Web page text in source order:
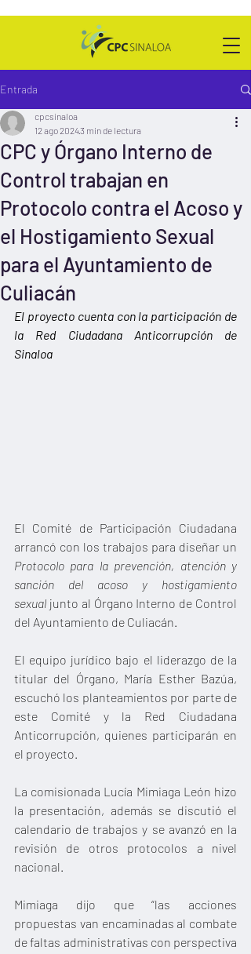
Entrada
CPC y Órgano Interno de
Control trabajan en
Protocolo contra el Acoso y
el Hostigamiento Sexual
para el Ayuntamiento de
Culiacán
cpcsinaloa
12 ago 20243 min de lectura
El proyecto cuenta con la participación de
la Red Ciudadana Anticorrupción de
Sinaloa
El Comité de Participación Ciudadana
Protocolo para la prevención, atención y
sanción del acoso y hostigamiento
sexual junto al Órgano Interno de Control
del Ayuntamiento de Culiacán.
El equipo jurídico bajo el liderazgo de la
titular del Órgano, María Esther Bazúa,
escuchó los planteamientos por parte de
este Comité y la Red Ciudadana
Anticorrupción, quienes participarán en
el proyecto.
La comisionada Lucía Mimiaga León hizo
la presentación, además se discutió el
calendario de trabajos y se avanzó en la
revisión de otros protocolos a nivel
nacional.
Mimiaga dijo que “las acciones
propuestas van encaminadas al combate
de faltas administrativas con perspectiva